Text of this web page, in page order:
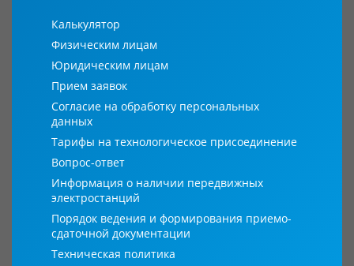
Калькулятор
Физическим лицам
Юридическим лицам
Прием заявок
Согласие на обработку персональных
данных
Тарифы на технологическое присоединение
Вопрос-ответ
Информация о наличии передвижных
электростанций
Порядок ведения и формирования приемо-
сдаточной документации
Техническая политика